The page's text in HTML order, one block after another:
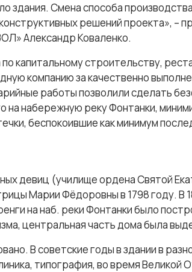
здания. Смена способа
решений проекта», –
Александр Коваленко.
капитальному строительству,
компанию за качественно
работы позволили сделать
набережную реку Фонтанки,
беспокоившие как минимум
девиц (училище ордена Святой
Марии Фёдоровны в 1798 году. В
на наб. реки Фонтанки было
центральная часть дома была
В советские годы в здании в
типография, во время Великой